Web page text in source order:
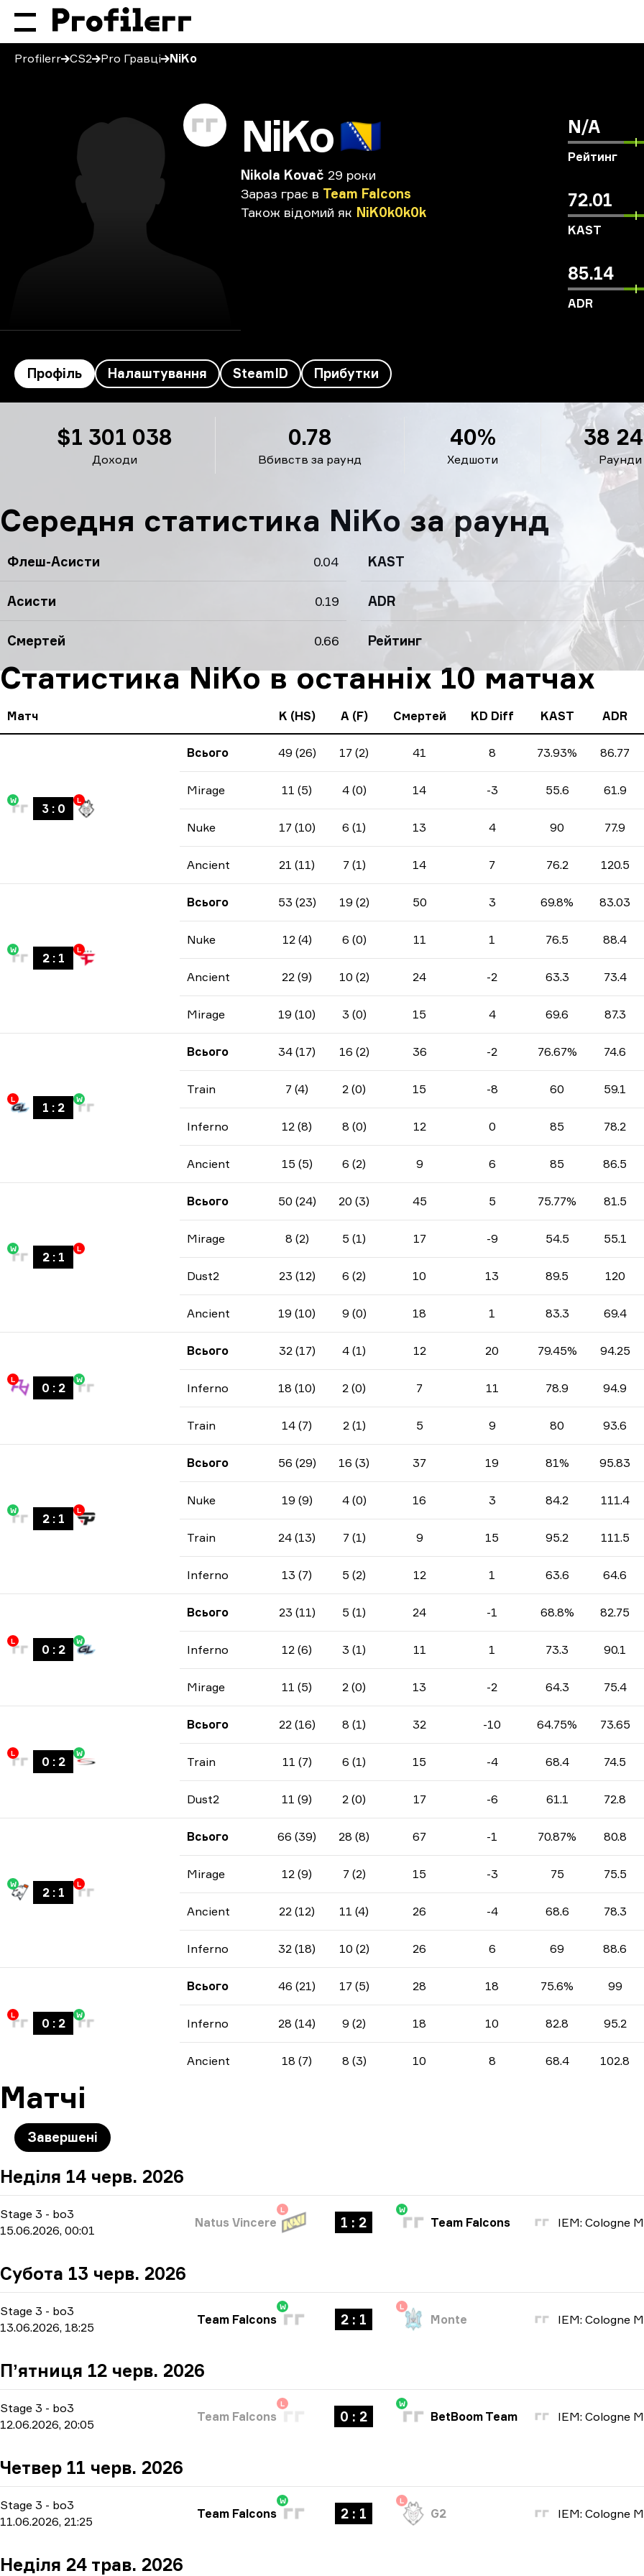
Profilerr CS2 Pro Гравці NiKo
NiKo 🇧🇦
Nikola Kovač 29 роки
Зараз грає в Team Falcons
Також відомий як NiK0k0k0k
N/A
Рейтинг
72.01
KAST
85.14
ADR
Профіль Налаштування SteamID Прибутки
Доходи
$1 301 038
Вбивств за раунд
0.78
Хедшоти
40%
Раунди
38
Середня статистика NiKo за раунд
Флеш-Асисти 0.04 KAST
Асисти 0.19 ADR
Смертей 0.66 Рейтинг
Статистика NiKo в останніх 10 матчах
Матч K (HS) A (F) Смертей KD Diff KAST ADR
W
3: 0
L
Всього 49 (26) 17 (2) 41 8 73.93% 86.77
Mirage 11 (5) 4 (0) 14 -3 55.6 61.9
Nuke 17 (10) 6 (1) 13 4 90 77.9
Ancient 21 (11) 7 (1) 14 7 76.2 120.5
W
2: 1
L
Всього 53 (23) 19 (2) 50 3 69.8% 83.03
Nuke 12 (4) 6 (0) 11 1 76.5 88.4
Ancient 22 (9) 10 (2) 24 -2 63.3 73.4
Mirage 19 (10) 3 (0) 15 4 69.6 87.3
L
1 : 2
W
Всього 34 (17) 16 (2) 36 -2 76.67% 74.6
Train 7 (4) 2 (0) 15 -8 60 59.1
Inferno 12 (8) 8 (0) 12 0 85 78.2
Ancient 15 (5) 6 (2) 9 6 85 86.5
W
2: 1
L
Всього 50 (24) 20 (3) 45 5 75.77% 81.5
Mirage 8 (2) 5 (1) 17 -9 54.5 55.1
Dust2 23 (12) 6 (2) 10 13 89.5 120
Ancient 19 (10) 9 (0) 18 1 83.3 69.4
L
0 : 2
W
Всього 32 (17) 4 (1) 12 20 79.45% 94.25
Inferno 18 (10) 2 (0) 7 11 78.9 94.9
Train 14 (7) 2 (1) 5 9 80 93.6
W
2: 1
L
Всього 56 (29) 16 (3) 37 19 81% 95.83
Nuke 19 (9) 4 (0) 16 3 84.2 111.4
Train 24 (13) 7 (1) 9 15 95.2 111.5
Inferno 13 (7) 5 (2) 12 1 63.6 64.6
L
0 : 2
W
Всього 23 (11) 5 (1) 24 -1 68.8% 82.75
Inferno 12 (6) 3 (1) 11 1 73.3 90.1
Mirage 11 (5) 2 (0) 13 -2 64.3 75.4
L
0 : 2
W
Всього 22 (16) 8 (1) 32 -10 64.75% 73.65
Train 11 (7) 6 (1) 15 -4 68.4 74.5
Dust2 11 (9) 2 (0) 17 -6 61.1 72.8
W
2: 1
L
Всього 66 (39) 28 (8) 67 -1 70.87% 80.8
Mirage 12 (9) 7 (2) 15 -3 75 75.5
Ancient 22 (12) 11 (4) 26 -4 68.6 78.3
Inferno 32 (18) 10 (2) 26 6 69 88.6
L
0 : 2
W
Всього 46 (21) 17 (5) 28 18 75.6% 99
Inferno 28 (14) 9 (2) 18 10 82.8 95.2
Ancient 18 (7) 8 (3) 10 8 68.4 102.8
Матчі
Завершені
Неділя 14 черв. 2026
Stage 3 - bo3
15.06.2026, 00:01
L
Natus Vincere 1 : 2
W
Team Falcons
Субота 13 черв. 2026
Stage 3 - bo3
13.06.2026, 18:25
W
Team Falcons 2 : 1
L
Monte
Пʼятниця 12 черв. 2026
Stage 3 - bo3
12.06.2026, 20:05
L
Team Falcons 0 : 2
W
BetBoom Team
Четвер 11 черв. 2026
Stage 3 - bo3
11.06.2026, 21:25
W
Team Falcons 2 : 1
L
G2
Неділя 24 трав. 2026